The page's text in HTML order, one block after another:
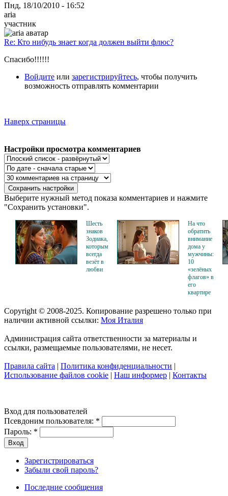
Пнд, 18/10/2010 - 16:52
aria
участник
Re: Кто нибудь знает когда должен выйти флюс?
Спасибо!!!!!!
Войдите или зарегистрируйтесь, чтобы получить
возможность отправлять комментарии
Наверх страницы
Настройки просмотра комментариев
Выберите нужный метод показа комментариев и нажмите
"Сохранить установки".
Шесть
знаков
Зодиака,
которым
всегда
везёт в
любви
На что
обратить
внимание
дома у
мужчины:
10
«зелёных
флагов» в
его
квартире
Copyright © 2008-2025. Копирование разрешено только при
наличии активной ссылки: Моя Италия
Администрация сайта ответственности за материалы и
ссылки, размещаемые пользователями, не несет.
Правила сайта | Политика конфиденциальности |
Использование файлов cookie | Наш информер | Контакты
Вход для пользователей
Псевдоним пользователя: *
Пароль: *
Зарегистрироваться
Забыли свой пароль?
Последние сообщения